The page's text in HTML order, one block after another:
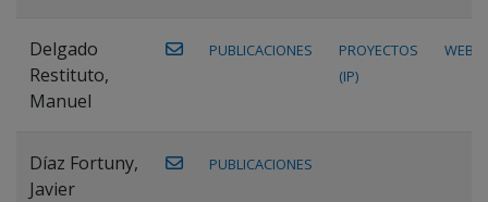
Delgado
Restituto,
Manuel
PUBLICACIONES
PROYECTOS
(IP)
WEB
Díaz Fortuny,
Javier
PUBLICACIONES